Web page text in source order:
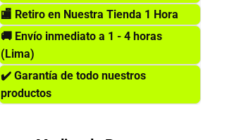
🏬 Retiro en Nuestra Tienda 1 Hora
🚚 Envío inmediato a 1 - 4 horas
(Lima)
✔️ Garantía de todo nuestros
productos